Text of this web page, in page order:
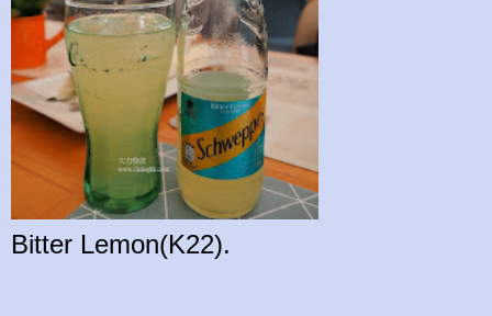
Bitter Lemon(K22).